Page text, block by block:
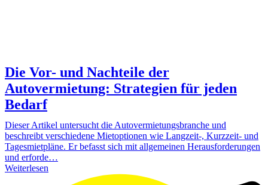
Die Vor- und Nachteile der
Autovermietung: Strategien für jeden
Bedarf
Dieser Artikel untersucht die Autovermietungsbranche und
beschreibt verschiedene Mietoptionen wie Langzeit-, Kurzzeit- und
Tagesmietpläne. Er befasst sich mit allgemeinen Herausforderungen
und erforde…
Weiterlesen